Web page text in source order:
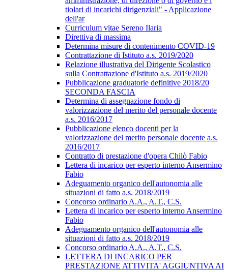
tiolari di incarichi dirigenziali" - Applicazione
dell'ar
Curriculum vitae Sereno Ilaria
Direttiva di massima
Determina misure di contenimento COVID-19
Contrattazione di Istituto a.s. 2019/2020
Relazione illustrativa del Dirigente Scolastico
sulla Contrattazione d'Istituto a.s. 2019/2020
Pubblicazione graduatorie definitive 2018/20
SECONDA FASCIA
Determina di assegnazione fondo di
valorizzazione del merito del personale docente
a.s. 2016/2017
Pubblicazione elenco docenti per la
valorizzazione del merito personale docente a.s.
2016/2017
Contratto di prestazione d'opera Chilò Fabio
Lettera di incarico per esperto interno Ansermino
Fabio
Adeguamento organico dell'autonomia alle
situazioni di fatto a.s. 2018/2019
Concorso ordinario A.A., A.T., C.S.
Lettera di incarico per esperto interno Ansermino
Fabio
Adeguamento organico dell'autonomia alle
situazioni di fatto a.s. 2018/2019
Concorso ordinario A.A., A.T., C.S.
LETTERA DI INCARICO PER
PRESTAZIONE ATTIVITA' AGGIUNTIVA AI